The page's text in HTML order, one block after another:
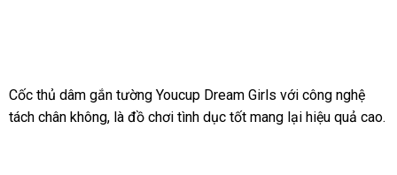
youcup-
giai-
Cốc thủ dâm gắn tường Youcup Dream Girls nhận
xét
với công nghệ
tách chân khôngmiễn
, là đồ chơi tình dục tốt mang lại hiệu quả cao.